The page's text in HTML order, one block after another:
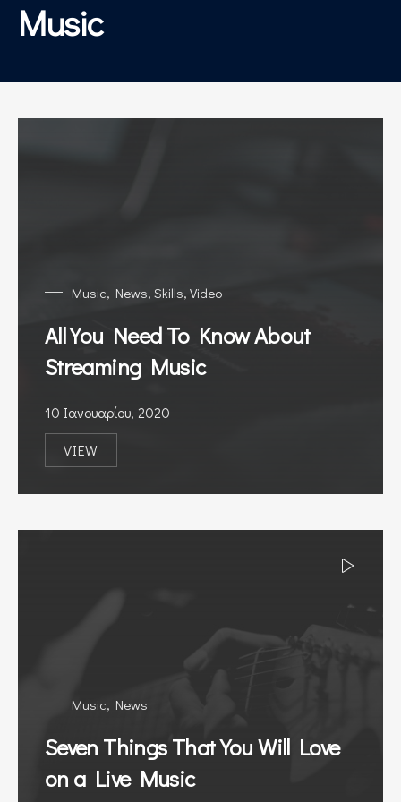
Music
Music, News, Skills, Video
All You Need To Know About
Streaming Music
10 Ιανουαρίου, 2020
VIEW
ALL YOU NEED TO KNOW ABOUT STREAMING
Music, News
Seven Things That You Will Love
on a Live Music